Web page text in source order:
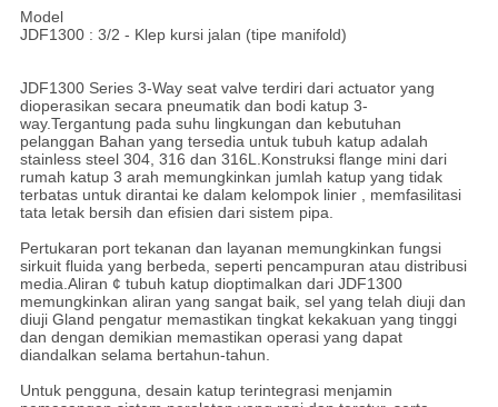
Model
JDF1300 : 3/2 - Klep kursi jalan (tipe manifold)
JDF1300 Series 3-Way seat valve terdiri dari actuator yang
dioperasikan secara pneumatik dan bodi katup 3-
way.Tergantung pada suhu lingkungan dan kebutuhan
pelanggan Bahan yang tersedia untuk tubuh katup adalah
stainless steel 304, 316 dan 316L.Konstruksi flange mini dari
rumah katup 3 arah memungkinkan jumlah katup yang tidak
terbatas untuk dirantai ke dalam kelompok linier , memfasilitasi
tata letak bersih dan efisien dari sistem pipa.
Pertukaran port tekanan dan layanan memungkinkan fungsi
sirkuit fluida yang berbeda, seperti pencampuran atau distribusi
media.Aliran ¢ tubuh katup dioptimalkan dari JDF1300
memungkinkan aliran yang sangat baik, sel yang telah diuji dan
diuji Gland pengatur memastikan tingkat kekakuan yang tinggi
dan dengan demikian memastikan operasi yang dapat
diandalkan selama bertahun-tahun.
Untuk pengguna, desain katup terintegrasi menjamin